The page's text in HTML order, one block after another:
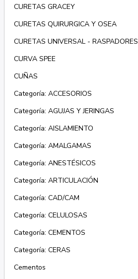
CURETAS GRACEY
CURETAS QUIRURGICA Y OSEA
CURETAS UNIVERSAL - RASPADORES
CURVA SPEE
CUÑAS
Categoría: ACCESORIOS
Categoría: AGUJAS Y JERINGAS
Categoría: AISLAMIENTO
Categoría: AMALGAMAS
Categoría: ANESTÉSICOS
Categoría: ARTICULACIÓN
Categoría: CAD/CAM
Categoría: CELULOSAS
Categoría: CEMENTOS
Categoría: CERAS
Cementos